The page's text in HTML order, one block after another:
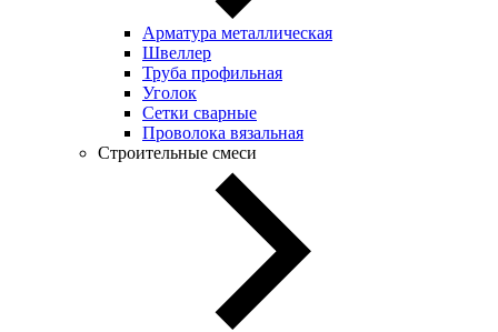
Арматура металлическая
Швеллер
Труба профильная
Уголок
Сетки сварные
Проволока вязальная
Строительные смеси